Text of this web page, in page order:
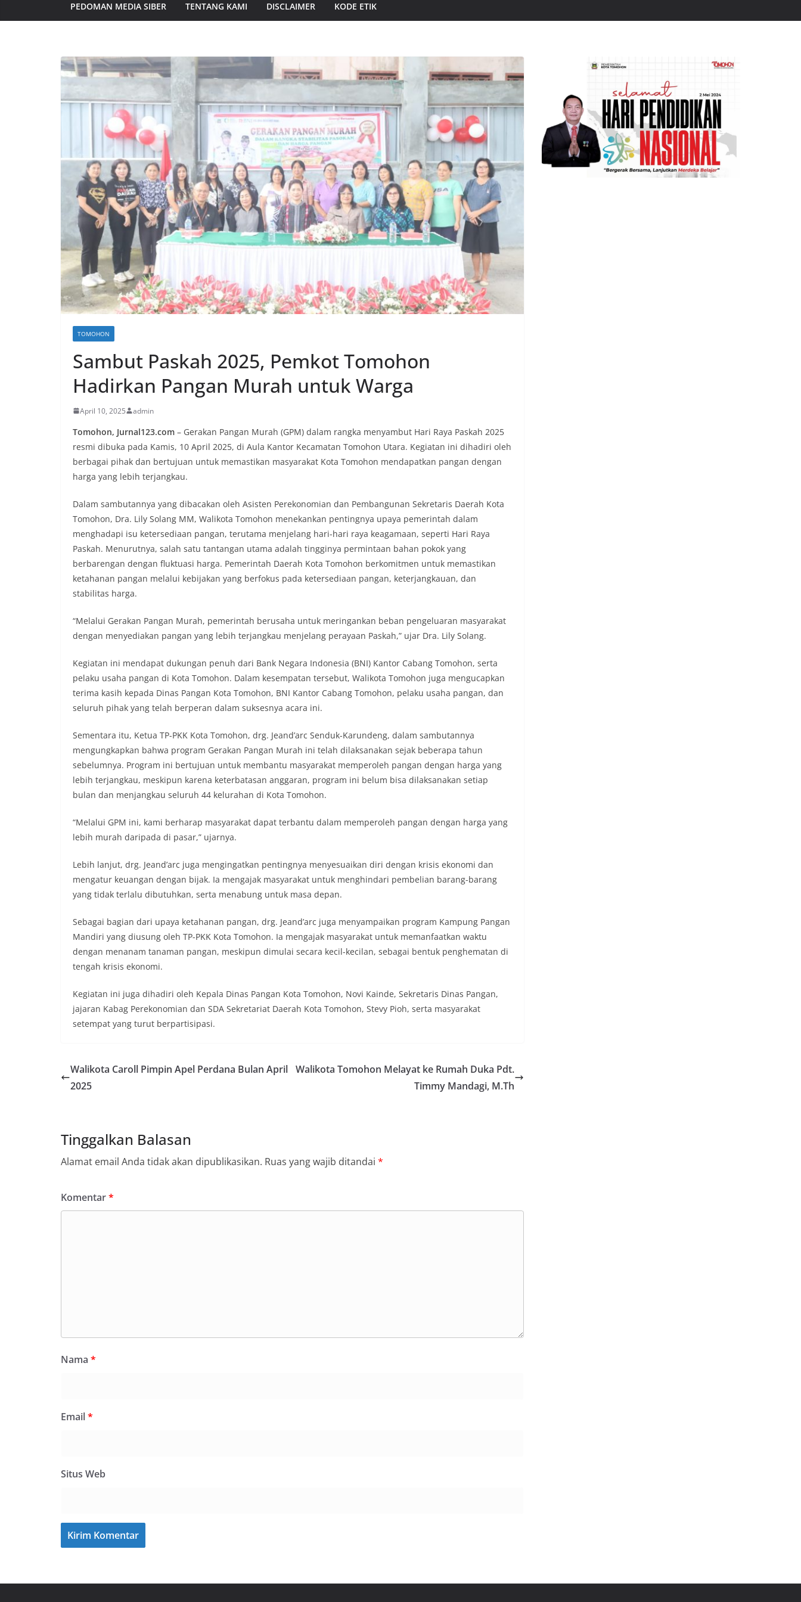
PEDOMAN MEDIA SIBER TENTANG KAMI DISCLAIMER KODE ETIK
TOMOHON
Sambut Paskah 2025, Pemkot Tomohon
Hadirkan Pangan Murah untuk Warga
April 10, 2025 admin
Tomohon, Jurnal123.com – Gerakan Pangan Murah (GPM) dalam rangka menyambut Hari Raya Paskah 2025
resmi dibuka pada Kamis, 10 April 2025, di Aula Kantor Kecamatan Tomohon Utara. Kegiatan ini dihadiri oleh
berbagai pihak dan bertujuan untuk memastikan masyarakat Kota Tomohon mendapatkan pangan dengan
harga yang lebih terjangkau.
Dalam sambutannya yang dibacakan oleh Asisten Perekonomian dan Pembangunan Sekretaris Daerah Kota
Tomohon, Dra. Lily Solang MM, Walikota Tomohon menekankan pentingnya upaya pemerintah dalam
menghadapi isu ketersediaan pangan, terutama menjelang hari-hari raya keagamaan, seperti Hari Raya
Paskah. Menurutnya, salah satu tantangan utama adalah tingginya permintaan bahan pokok yang
berbarengan dengan fluktuasi harga. Pemerintah Daerah Kota Tomohon berkomitmen untuk memastikan
ketahanan pangan melalui kebijakan yang berfokus pada ketersediaan pangan, keterjangkauan, dan
stabilitas harga.
“Melalui Gerakan Pangan Murah, pemerintah berusaha untuk meringankan beban pengeluaran masyarakat
dengan menyediakan pangan yang lebih terjangkau menjelang perayaan Paskah,” ujar Dra. Lily Solang.
Kegiatan ini mendapat dukungan penuh dari Bank Negara Indonesia (BNI) Kantor Cabang Tomohon, serta
pelaku usaha pangan di Kota Tomohon. Dalam kesempatan tersebut, Walikota Tomohon juga mengucapkan
terima kasih kepada Dinas Pangan Kota Tomohon, BNI Kantor Cabang Tomohon, pelaku usaha pangan, dan
seluruh pihak yang telah berperan dalam suksesnya acara ini.
Sementara itu, Ketua TP-PKK Kota Tomohon, drg. Jeand’arc Senduk-Karundeng, dalam sambutannya
mengungkapkan bahwa program Gerakan Pangan Murah ini telah dilaksanakan sejak beberapa tahun
sebelumnya. Program ini bertujuan untuk membantu masyarakat memperoleh pangan dengan harga yang
lebih terjangkau, meskipun karena keterbatasan anggaran, program ini belum bisa dilaksanakan setiap
bulan dan menjangkau seluruh 44 kelurahan di Kota Tomohon.
“Melalui GPM ini, kami berharap masyarakat dapat terbantu dalam memperoleh pangan dengan harga yang
lebih murah daripada di pasar,” ujarnya.
Lebih lanjut, drg. Jeand’arc juga mengingatkan pentingnya menyesuaikan diri dengan krisis ekonomi dan
mengatur keuangan dengan bijak. Ia mengajak masyarakat untuk menghindari pembelian barang-barang
yang tidak terlalu dibutuhkan, serta menabung untuk masa depan.
Sebagai bagian dari upaya ketahanan pangan, drg. Jeand’arc juga menyampaikan program Kampung Pangan
Mandiri yang diusung oleh TP-PKK Kota Tomohon. Ia mengajak masyarakat untuk memanfaatkan waktu
dengan menanam tanaman pangan, meskipun dimulai secara kecil-kecilan, sebagai bentuk penghematan di
tengah krisis ekonomi.
Kegiatan ini juga dihadiri oleh Kepala Dinas Pangan Kota Tomohon, Novi Kainde, Sekretaris Dinas Pangan,
jajaran Kabag Perekonomian dan SDA Sekretariat Daerah Kota Tomohon, Stevy Pioh, serta masyarakat
setempat yang turut berpartisipasi.
Walikota Caroll Pimpin Apel Perdana Bulan April
2025
Walikota Tomohon Melayat ke Rumah Duka Pdt.
Timmy Mandagi, M.Th
Tinggalkan Balasan
Alamat email Anda tidak akan dipublikasikan. Ruas yang wajib ditandai *
Komentar*
Nama *
Email*
Situs Web